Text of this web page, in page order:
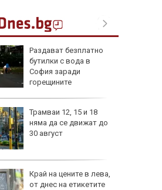
Раздават безплатно
бутилки с вода в
София заради
горещините
Трамваи 12, 15 и 18
няма да се движат до
30 август
Край на цените в лева,
от днес на етикетите